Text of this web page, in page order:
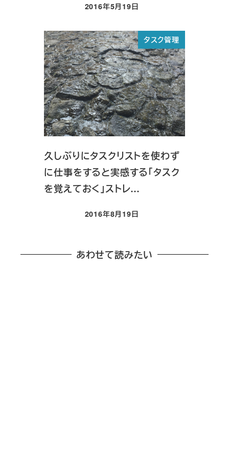
投稿日
2016年5月19日
タスク管理
久しぶりにタスクリストを使わず
に仕事をすると実感する「タスク
を覚えておく」ストレ…
投稿日
2016年8月19日
あわせて読みたい